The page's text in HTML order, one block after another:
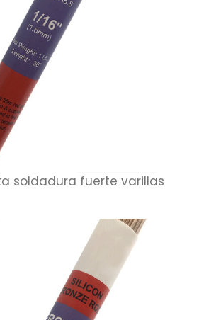
soldadura fuerte varillas